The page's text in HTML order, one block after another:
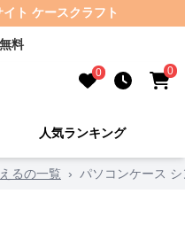
ト ケースクラフト
料
0 0
人気ランキング
るの一覧 › パソコンケース